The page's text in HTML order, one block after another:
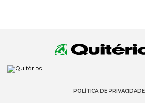
POLÍTICA DE PRIVACIDADE